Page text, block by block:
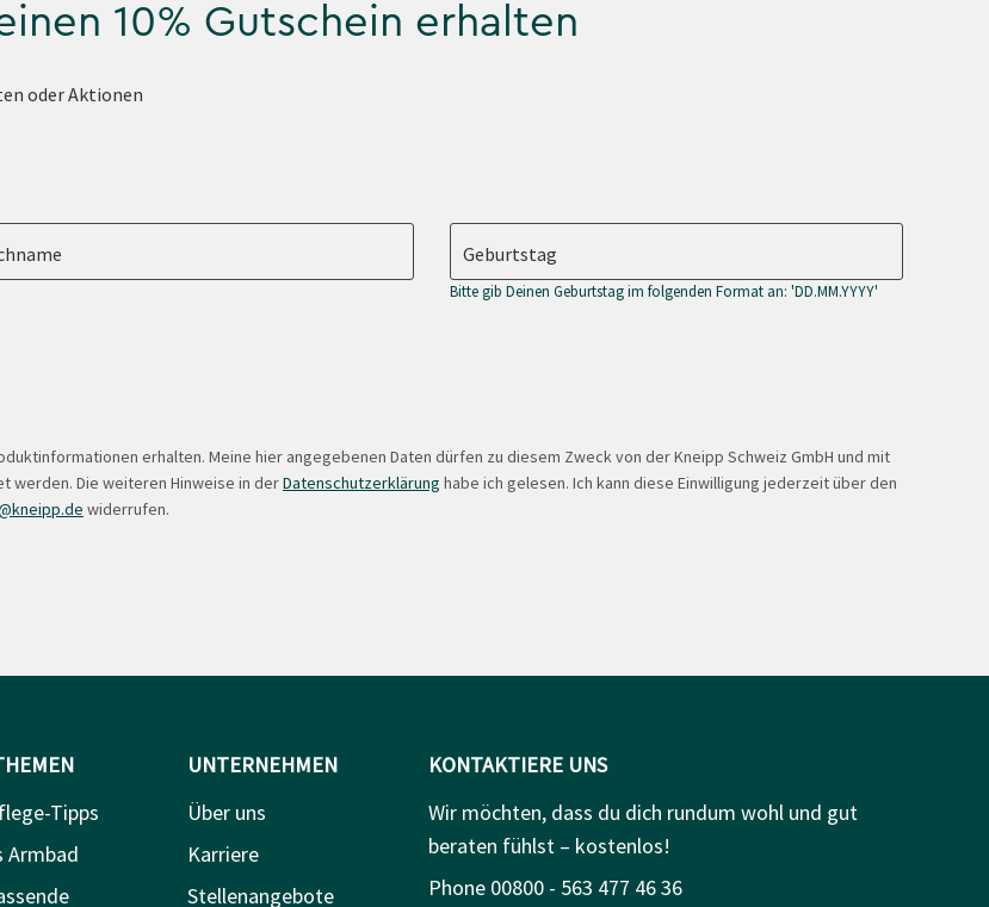
10% Gutschein erhalten
oder Aktionen
Geburtstag
Bitte gib Deinen Geburtstag im folgenden Format an: 'DD.MM.YYYY'
erhalten. Meine hier angegebenen Daten dürfen zu diesem Zweck von der Kneipp Schweiz GmbH und mit
werden. Die weiteren Hinweise in derDatenschutzerklärung habe ich gelesen. Ich kann diese Einwilligung jederzeit über den
widerrufen.
Tipps
Armbad
UNTERNEHMEN
Über uns
Karriere
Stellenangebote
KONTAKTIERE UNS
Wir möchten, dass du dich rundum wohl und gut
beraten fühlst – kostenlos!
Phone 00800 - 563 477 46 36